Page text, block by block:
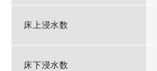
床上浸水数
床下浸水数